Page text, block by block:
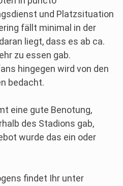
und Platzsituation
fällt minimal in der
liegt, dass es ab ca.
zu essen gab.
hingegen wird von den
bedacht.
eine gute Benotung,
des Stadions gab,
wurde das ein oder
findet Ihr unter